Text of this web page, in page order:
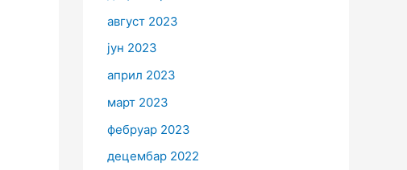
август 2023
јун 2023
април 2023
март 2023
фебруар 2023
децембар 2022